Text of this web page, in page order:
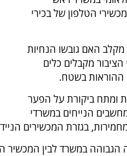
הטלפון של בכירי
האם גובשו הנחיות
מקבלים כלים
ההוראות בשטח.
ומתח ביקורת על הפער
הנייחים במשרדי
בגזרת המכשירים
במשרד לבין המכשיר